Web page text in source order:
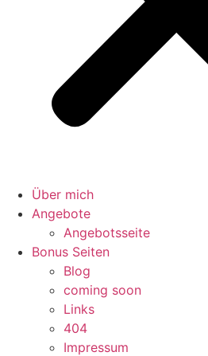
Über mich
Angebote
Angebotsseite
Bonus Seiten
Blog
coming soon
Links
404
Impressum